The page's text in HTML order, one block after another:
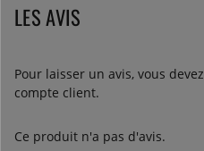
LES AVIS
Pour laisser un avis, vous devez
compte client.
Ce produit n'a pas d'avis.